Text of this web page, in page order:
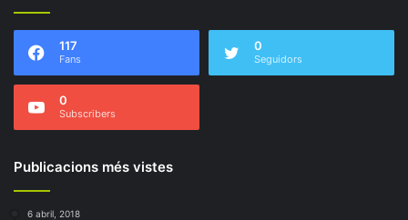
117
Fans
0
Seguidors
0
Subscribers
Publicacions més vistes
6 abril, 2018